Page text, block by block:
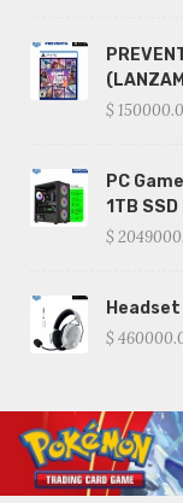
$
PC
1TB
$
$